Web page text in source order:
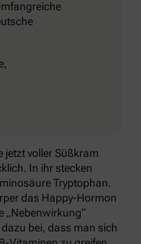
jetzt voller Süßkram
In ihr stecken
Tryptophan.
das Happy-Hormon
„Nebenwirkung“
bei, dass man sich